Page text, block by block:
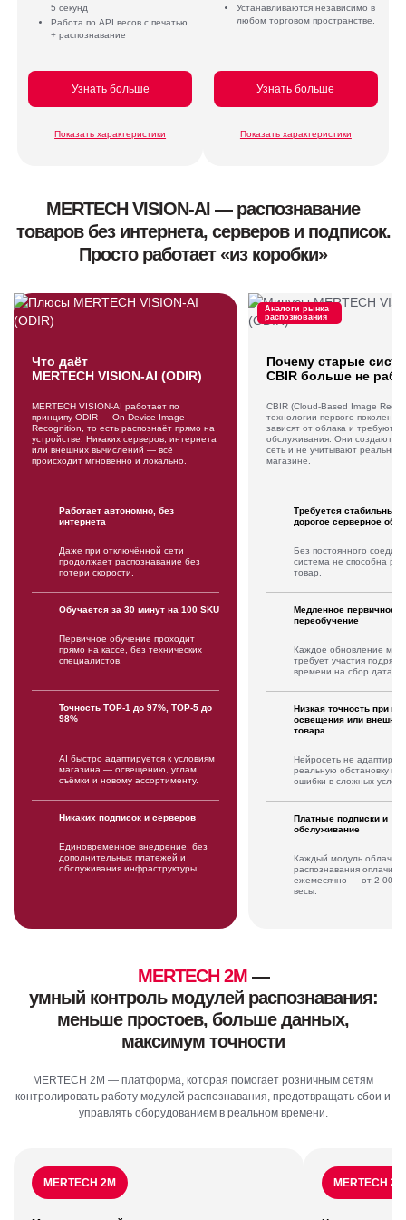
5 секунд
Работа по API весов с печатью
+ распознавание
Узнать больше
Показать характеристики
Устанавливаются независимо в
любом торговом пространстве.
Узнать больше
Показать характеристики
MERTECH VISION-AI — распознавание
товаров без интернета, серверов и подписок.
Просто работает «из коробки»
Что даёт
MERTECH VISION-AI (ODIR)
MERTECH VISION-AI работает по
принципу ODIR — On-Device Image
Recognition, то есть распознаёт прямо на
устройстве. Никаких серверов, интернета
или внешних вычислений — всё
происходит мгновенно и локально.
Работает автономно, без
интернета
Даже при отключённой сети
продолжает распознавание без
потери скорости.
Обучается за 30 минут на 100 SKU
Первичное обучение проходит
прямо на кассе, без технических
специалистов.
Точность TOP-1 до 97%, TOP-5 до
98%
AI быстро адаптируется к условиям
магазина — освещению, углам
съёмки и новому ассортименту.
Никаких подписок и серверов
Единовременное внедрение, без
дополнительных платежей и
обслуживания инфраструктуры.
Аналоги рынка
распознования
Почему старые
CBIR больше не
CBIR (Cloud-Based Image
технологии первого
зависят от облака и требуют
обслуживания. Они создают
сеть и не учитывают реальные
магазине.
Требуется стабильный
дорогое серверное
Без постоянного
система не способна
товар.
Медленное первичное
переобучение
Каждое обновление
требует участия
времени на сбор
Низкая точность при
освещения или
товара
Нейросеть не
реальную обстановку и
ошибки в сложных
Платные подписки и
обслуживание
Каждый модуль
распознавания
ежемесячно — от 2 000
весы.
MERTECH 2M—
умный контроль модулей распознавания:
меньше простоев, больше данных,
максимум точности
MERTECH 2M — платформа, которая помогает розничным сетям
контролировать работу модулей распознавания, предотвращать сбои и
управлять оборудованием в реальном времени.
MERTECH 2M MERTECH 2M